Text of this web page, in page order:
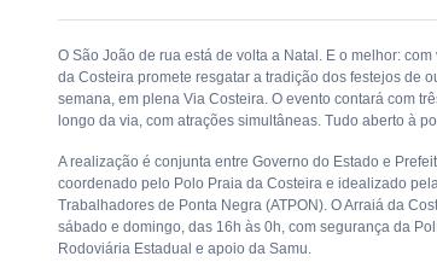
O São João de rua está de volta a Natal. E o melhor: com
da Costeira promete resgatar a tradição dos festejos de
semana, em plena Via Costeira. O evento contará com
longo da via, com atrações simultâneas. Tudo aberto à
A realização é conjunta entre Governo do Estado e
coordenado pelo Polo Praia da Costeira e idealizado
Trabalhadores de Ponta Negra (ATPON). O Arraiá da
sábado e domingo, das 16h às 0h, com segurança da
Rodoviária Estadual e apoio da Samu.